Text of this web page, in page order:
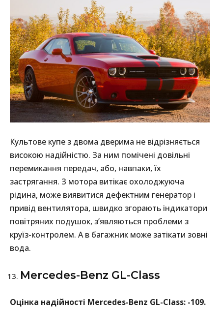
Культове купе з двома дверима не відрізняється
високою надійністю. За ним помічені довільні
перемикання передач, або, навпаки, їх
застрягання. З мотора витікає охолоджуюча
рідина, може виявитися дефектним генератор і
привід вентилятора, швидко згорають індикатори
повітряних подушок, з’являються проблеми з
круїз-контролем. А в багажник може затікати зовні
вода.
Mercedes-Benz GL-Class
Оцінка надійності Mercedes-Benz GL-Class: -109.